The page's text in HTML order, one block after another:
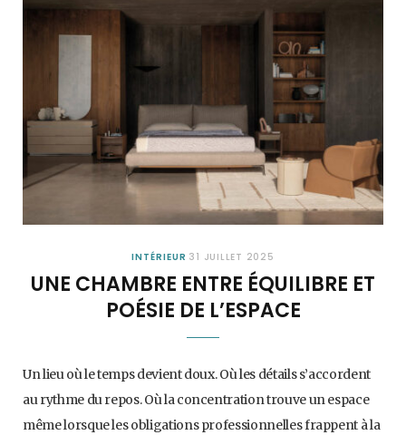
INTÉRIEUR 31 JUILLET 2025
UNE CHAMBRE ENTRE ÉQUILIBRE ET
POÉSIE DE L’ESPACE
Un lieu où le temps devient doux. Où les détails s’accordent
au rythme du repos. Où la concentration trouve un espace
même lorsque les obligations professionnelles frappent à la